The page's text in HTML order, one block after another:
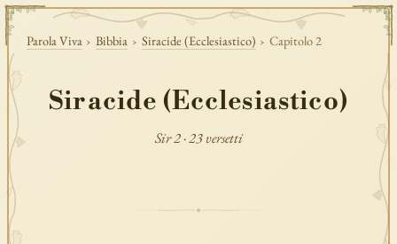
Parola Viva › Bibbia › Siracide (Ecclesiastico) › Capitolo 2
Siracide (Ecclesiastico)
Sir 2 · 23 versetti